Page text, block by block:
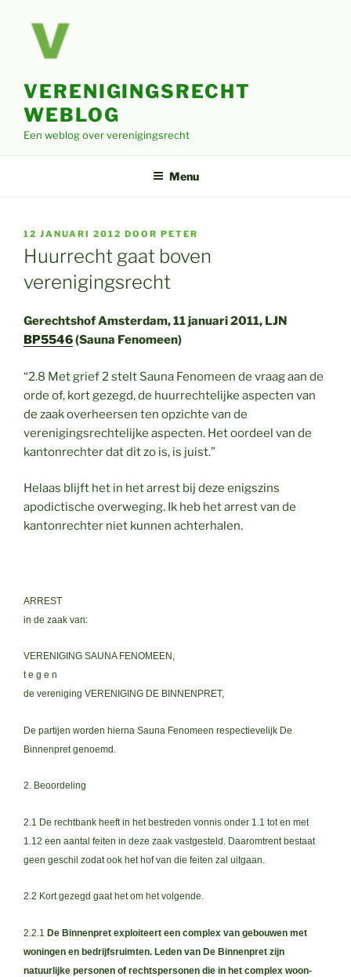
VERENIGINGSRECHT
WEBLOG
Een weblog over verenigingsrecht
Menu
GEPLAATST
OP
12 JANUARI 2012 DOOR PETER
Huurrecht gaat boven
verenigingsrecht
Gerechtshof Amsterdam, 11 januari 2011, LJN
BP5546(Sauna Fenomeen)
“2.8 Met grief 2 stelt Sauna Fenomeen de vraag aan de
orde of, kort gezegd, de huurrechtelijke aspecten van
de zaak overheersen ten opzichte van de
verenigingsrechtelijke aspecten. Het oordeel van de
kantonrechter dat dit zo is, is juist.”
Helaas blijft het in het arrest bij deze enigszins
apodictische overweging. Ik heb het arrest van de
kantonrechter niet kunnen achterhalen.
ARREST
in de zaak van:
VERENIGING SAUNA FENOMEEN,
t e g e n
de vereniging VERENIGING DE BINNENPRET,
De partijen worden hierna Sauna Fenomeen respectievelijk De
Binnenpret genoemd.
2. Beoordeling
2.1 De rechtbank heeft in het bestreden vonnis onder 1.1 tot en met
1.12 een aantal feiten in deze zaak vastgesteld. Daaromtrent bestaat
geen geschil zodat ook het hof van die feiten zal uitgaan.
2.2 Kort gezegd gaat het om het volgende.
2.2.1 De Binnenpret exploiteert een complex van gebouwen met
woningen en bedrijfsruimten. Leden van De Binnenpret zijn
natuurlijke personen of rechtspersonen die in het complex woon-